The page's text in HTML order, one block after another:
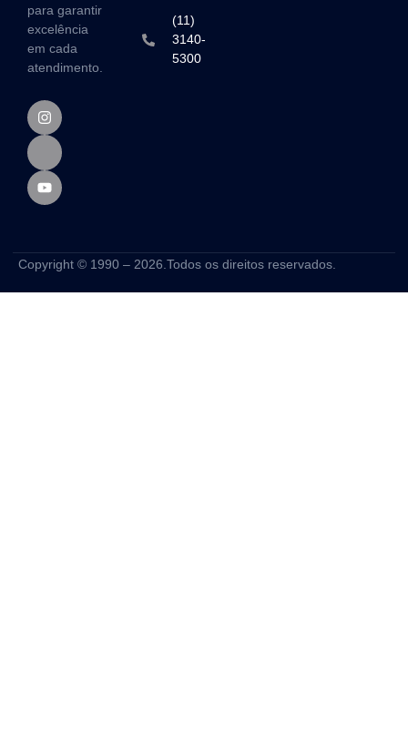
para garantir
excelência
em cada
atendimento.
(11)
3140-
5300
Copyright © 1990 – 2026.Todos os direitos reservados.